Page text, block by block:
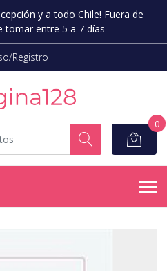
y a todo Chile! Fuera de
tomar entre 5 a 7 días
Registro
0